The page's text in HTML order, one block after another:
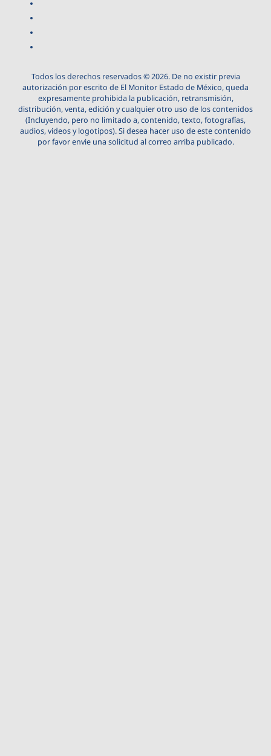
Todos los derechos reservados © 2026. De no existir previa
autorización por escrito de El Monitor Estado de México, queda
expresamente prohibida la publicación, retransmisión,
distribución, venta, edición y cualquier otro uso de los contenidos
(Incluyendo, pero no limitado a, contenido, texto, fotografías,
audios, videos y logotipos). Si desea hacer uso de este contenido
por favor envie una solicitud al correo arriba publicado.